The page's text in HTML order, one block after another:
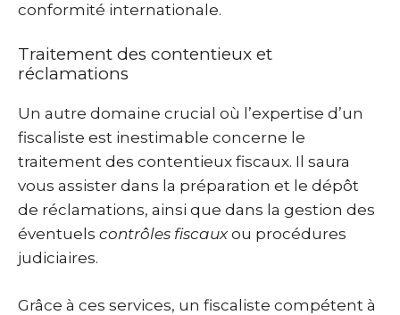
conformité internationale.
Traitement des contentieux et
réclamations
Un autre domaine crucial où l’expertise d’un
fiscaliste est inestimable concerne le
traitement des contentieux fiscaux. Il saura
vous assister dans la préparation et le dépôt
de réclamations, ainsi que dans la gestion des
éventuels contrôles fiscauxou procédures
judiciaires.
Grâce à ces services, un fiscaliste compétent à